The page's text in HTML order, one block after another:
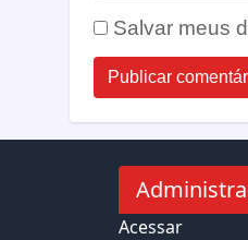
Salvar meus
Acessar